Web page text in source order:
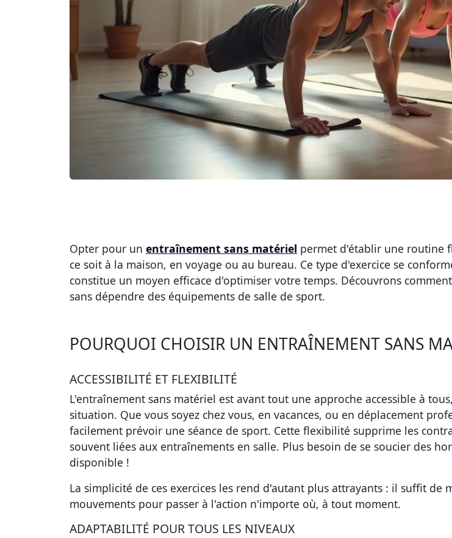
Opter pour un entraînement sans matériel permet d'établir une routine
ce soit à la maison, en voyage ou au bureau. Ce type d'exercice se
constitue un moyen efficace d'optimiser votre temps. Découvrons
sans dépendre des équipements de salle de sport.
POURQUOI CHOISIR UN ENTRAÎNEMENT SANS
ACCESSIBILITÉ ET FLEXIBILITÉ
L'entraînement sans matériel est avant tout une approche accessible à tous
situation. Que vous soyez chez vous, en vacances, ou en déplacement
facilement prévoir une séance de sport. Cette flexibilité supprime les
souvent liées aux entraînements en salle. Plus besoin de se soucier des
disponible !
La simplicité de ces exercices les rend d'autant plus attrayants : il suffit de
mouvements pour passer à l'action n'importe où, à tout moment.
ADAPTABILITÉ POUR TOUS LES NIVEAUX